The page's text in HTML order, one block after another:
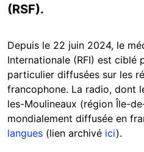
(RSF).
Depuis le 22 juin 2024, le
Internationale (RFI) est ciblé
particulier diffusées sur les
francophone. La radio, dont
les-Moulineaux (région Île-
mondialement diffusée en
langues (lien archivé ici).